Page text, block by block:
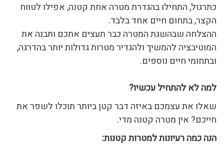
כתרגול, התחילו בהגדרת מטרה אחת קטנה, אפילו לטווח
הקצר, בתחום חיים אחד בלבד.
ההצלחה שבהשגת המטרה כבר תעצים אתכם ותבנה את
המוטיבציה להמשיך ולהגדיר מטרות גדולות יותר בהדרגה,
ובתחומי חיים נוספים.
למה לא להתחיל עכשיו?
שאלו את עצמכם באיזה דבר קטן ביותר תוכלו לשפר את
חייכם? אין מטרה קטנה מדי.
הנה כמה רעיונות למטרות קטנות: